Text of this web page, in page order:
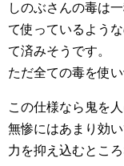
しのぶさんの毒は
て使っているよう
て済みそうです。
ただ全ての毒を使
この仕様なら鬼を
無惨にはあまり効
力を抑え込むとこ